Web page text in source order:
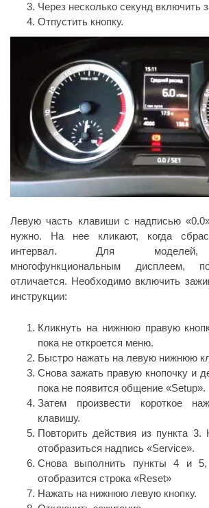
Через несколько секунд включить
Отпустить кнопку.
Левую часть клавиши с надписью
нужно. На нее кликают, когда
интервал. Для моделей,
многофункциональным дисплеем,
отличается. Необходимо включить
инструкции:
Кликнуть на нижнюю правую
пока не откроется меню.
Быстро нажать на левую нижнюю
Снова зажать правую кнопочку и
пока не появится общение «Setup».
Затем произвести короткое
клавишу.
Повторить действия из пункта
отобразиться надпись «Service».
Снова выполнить пункты 4 и 5,
отобразится строка «Reset»
Нажать на нижнюю левую кнопку.